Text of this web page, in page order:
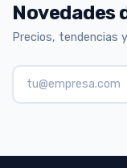
Novedades
Precios, tendencias